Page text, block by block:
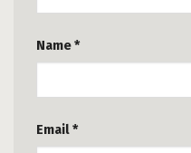
Name*
Email*